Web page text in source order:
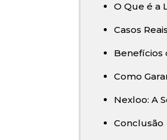
O Que é a
Casos
Benefícios
Como
Nexloo: A
Conclusão